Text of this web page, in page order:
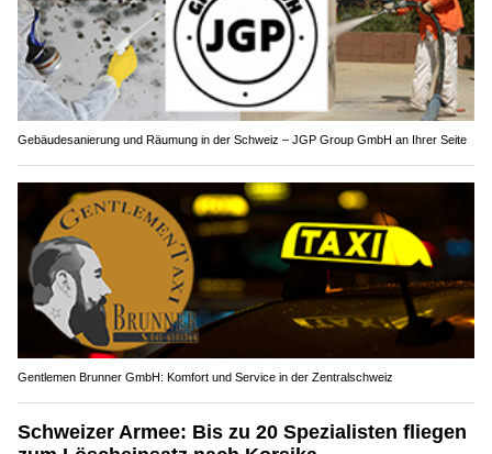
Gebäudesanierung und Räumung in der Schweiz – JGP Group GmbH an Ihrer Seite
Gentlemen Brunner GmbH: Komfort und Service in der Zentralschweiz
Schweizer Armee: Bis zu 20 Spezialisten fliegen